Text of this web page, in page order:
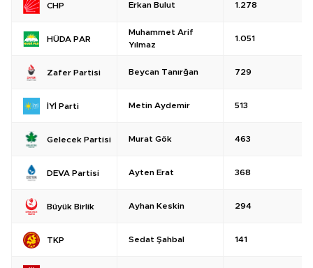
CHP Erkan Bulut 1.278
HÜDA PAR
Muhammet Arif
Yılmaz
1.051
Zafer Partisi Beycan Tanırğan 729
İYİ Parti Metin Aydemir 513
Gelecek Partisi Murat Gök 463
DEVA Partisi Ayten Erat 368
Büyük Birlik Ayhan Keskin 294
TKP Sedat Şahbal 141